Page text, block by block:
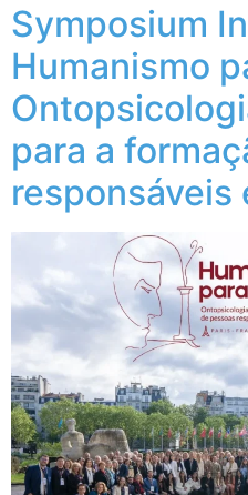
Symposium
Humanismo
para a
responsáveis